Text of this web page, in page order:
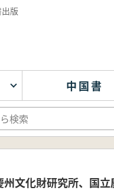
版
中国書
文化財研究所、国